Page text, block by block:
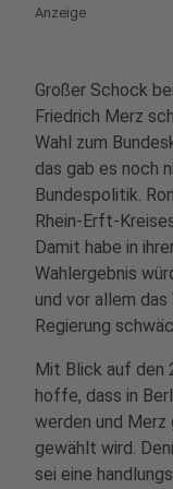
Anzeige
Großer Schock
Friedrich Merz
Wahl zum
das gab es noch
Bundespolitik.
Rhein-Erft-
Damit habe in
Wahlergebnis
und vor allem das
Regierung
Mit Blick auf den
hoffe, dass in
werden und Merz
gewählt wird.
sei eine